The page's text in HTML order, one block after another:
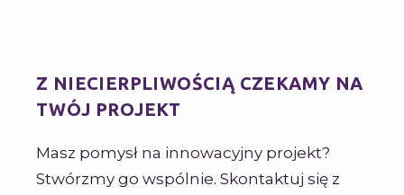
Z NIECIERPLIWOŚCIĄ CZEKAMY NA
TWÓJ PROJEKT
Masz pomysł na innowacyjny projekt?
Stwórzmy go wspólnie. Skontaktuj się z